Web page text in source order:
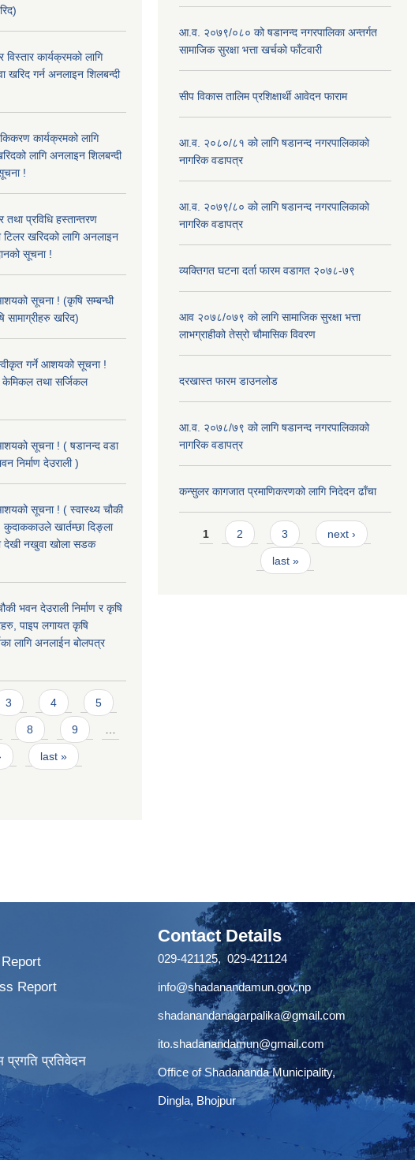
कार्यक्रमको लागि
गर्न अनलाइन शिलबन्दी
कार्यक्रमको लागि
लागि अनलाइन शिलबन्दी
!
तथा प्रविधि हस्तान्तरण
टिलर खरिदको लागि अनलाइन
सूचना !
सूचना ! (कृषि सम्बन्धी
सामाग्रीहरु खरिद)
गर्ने आशयको सूचना !
केमिकल तथा सर्जिकल
सूचना ! ( षडानन्द वडा
निर्माण देउराली )
सूचना ! ( स्वास्थ्य चौकी
कुदाककाउले खार्तम्छा दिङ्ला
देखी नखुवा खोला सडक
भवन देउराली निर्माण र कृषि
पाइप लगायत कृषि
लागि अनलाईन बोलपत्र
3 4 5
8 9 …
last »
आ.व. २०७९/०८० को षडानन्द नगरपालिका अन्तर्गत
सामाजिक सुरक्षा भत्ता खर्चको फाँटवारी
सीप विकास तालिम प्रशिक्षार्थी आवेदन फाराम
आ.व. २०८०/८१ को लागि षडानन्द नगरपालिकाको
नागरिक वडापत्र
आ.व. २०७९/८० को लागि षडानन्द नगरपालिकाको
नागरिक वडापत्र
व्यक्तिगत घटना दर्ता फारम वडागत २०७८-७९
आव २०७८/०७९ को लागि सामाजिक सुरक्षा भत्ता
लाभग्राहीको तेस्रो चौमासिक विवरण
दरखास्त फारम डाउनलोड
आ.व. २०७८/७९ को लागि षडानन्द नगरपालिकाको
नागरिक वडापत्र
कन्सुलर कागजात प्रमाणिकरणको लागि निदेदन ढाँचा
Pages
1 2 3 next ›
last »
Report
प्रगति प्रतिवेदन
Contact Details
029-421125, 029-421124
info@shadanandamun.gov.np
shadanandanagarpalika@gmail.com
ito.shadanandamun@gmail.com
Office of Shadananda Municipality,
Dingla, Bhojpur